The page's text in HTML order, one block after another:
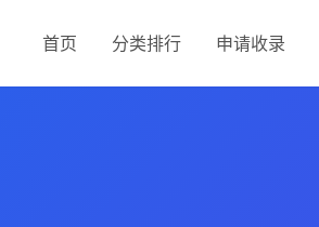
首页 分类排行 申请收录